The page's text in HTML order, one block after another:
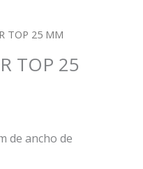
TOP 25 MM
TOP 25
de ancho de